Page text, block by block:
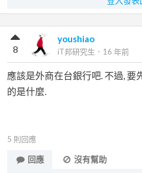
youshiao
iT邦研究生 ． 16 年前
8
應該是外商在台銀行吧. 不過,
的是什麼.
5 則回應
回應
沒有幫助